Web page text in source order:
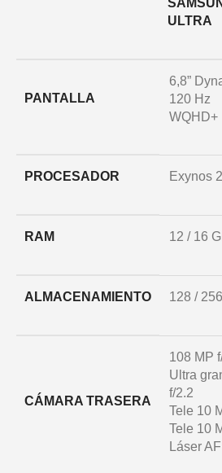
ULTRA
PANTALLA
6,8”
120 Hz
WQHD+
PROCESADOR Exynos
RAM 12 / 16
ALMACENAMIENTO 128 /
CÁMARA TRASERA
108 MP
Ultra
f/2.2
Tele 10
Tele 10
Láser